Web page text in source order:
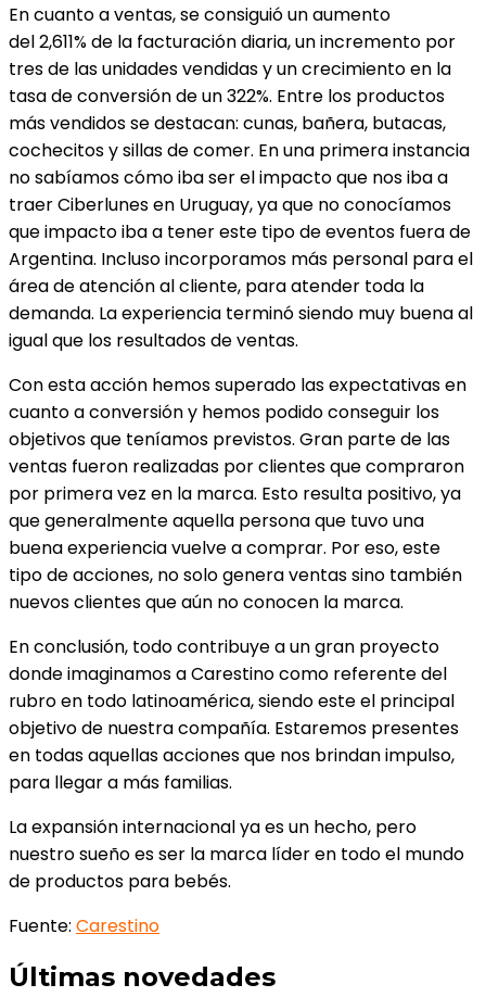
En cuanto a ventas, se consiguió un aumento
del 2,611% de la facturación diaria, un incremento por
tres de las unidades vendidas y un crecimiento en la
tasa de conversión de un 322%. Entre los productos
más vendidos se destacan: cunas, bañera, butacas,
cochecitos y sillas de comer. En una primera instancia
no sabíamos cómo iba ser el impacto que nos iba a
traer Ciberlunes en Uruguay, ya que no conocíamos
que impacto iba a tener este tipo de eventos fuera de
Argentina. Incluso incorporamos más personal para el
área de atención al cliente, para atender toda la
demanda. La experiencia terminó siendo muy buena al
igual que los resultados de ventas.
Con esta acción hemos superado las expectativas en
cuanto a conversión y hemos podido conseguir los
objetivos que teníamos previstos. Gran parte de las
ventas fueron realizadas por clientes que compraron
por primera vez en la marca. Esto resulta positivo, ya
que generalmente aquella persona que tuvo una
buena experiencia vuelve a comprar. Por eso, este
tipo de acciones, no solo genera ventas sino también
nuevos clientes que aún no conocen la marca.
En conclusión, todo contribuye a un gran proyecto
donde imaginamos a Carestino como referente del
rubro en todo latinoamérica, siendo este el principal
objetivo de nuestra compañía. Estaremos presentes
en todas aquellas acciones que nos brindan impulso,
para llegar a más familias.
La expansión internacional ya es un hecho, pero
nuestro sueño es ser la marca líder en todo el mundo
de productos para bebés.
Fuente: Carestino
Últimas novedades